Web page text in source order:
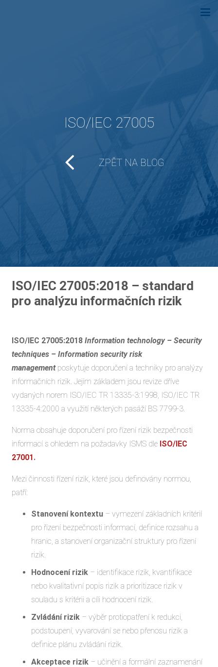
ISO/IEC 27005
ZPĚT NA BLOG
ISO/IEC 27005:2018 – standard
pro analýzu informačních rizik
ISO/IEC 27005:2018 Information technology – Security
techniques – Information security risk
managementposkytuje doporučení a techniky pro analýzy
informačních rizik. Jejím základem jsou revize dříve
vydaných norem ISO/IEC TR 13335-3:1998, ISO/IEC TR
13335-4:2000 a využití některých pasáží BS 7799-3.
Norma obsahuje doporučení pro řízení rizik bezpečnosti
informací s ohledem na požadavky ISMS dle ISO/IEC
27001.
Mezi činnosti řízení rizik, které jsou definovány normou,
patří:
Stanovení kontextu – vymezení základních kritérií
pro řízení bezpečnosti informací, definice rozsahu a
hranic, a stanovení organizační struktury pro řízení
rizik.
Hodnocení rizik – identifikace rizik, kvantifikace
nebo kvalitativní popis rizik a prioritizace rizik v
souladu s kritérii a cíli hodnocení rizik.
Zvládání rizik – výběr protiopatření k redukci,
podstoupení, vyvarování se nebo přenosu rizik a
definice plánu zvládání rizik.
Akceptace rizik – učinění a formální zaznamenání